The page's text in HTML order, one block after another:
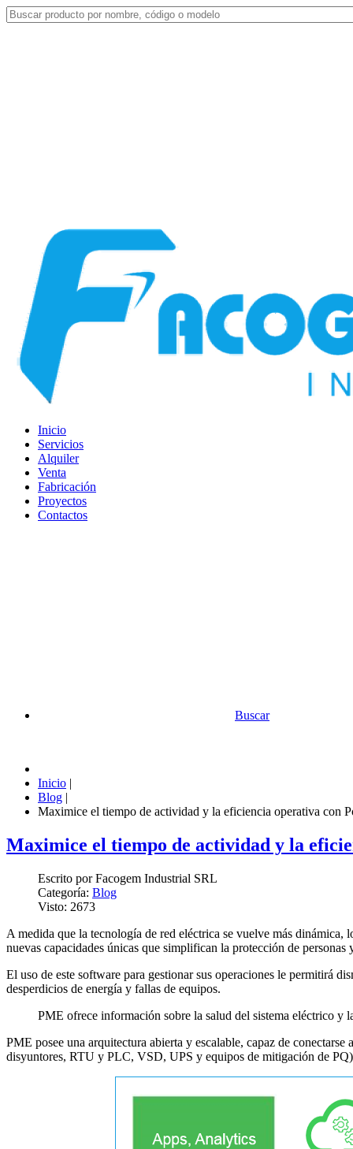
Inicio
Servicios
Alquiler
Venta
Fabricación
Proyectos
Contactos
Buscar
Inicio |
Blog |
Maximice el tiempo de actividad y la eficiencia operativa con
Maximice el tiempo de actividad y la
Escrito porFacogem Industrial SRL
Categoría: Blog
Visto: 2673
A medida que la tecnología de red eléctrica se vuelve más
nuevas capacidades únicas que simplifican la protección de
El uso de este software para gestionar sus operaciones le permitirá
desperdicios de energía y fallas de equipos.
PME ofrece información sobre la salud del sistema eléctrico y
PME posee una arquitectura abierta y escalable, capaz de
disyuntores, RTU y PLC, VSD, UPS y equipos de mitigación de PQ)